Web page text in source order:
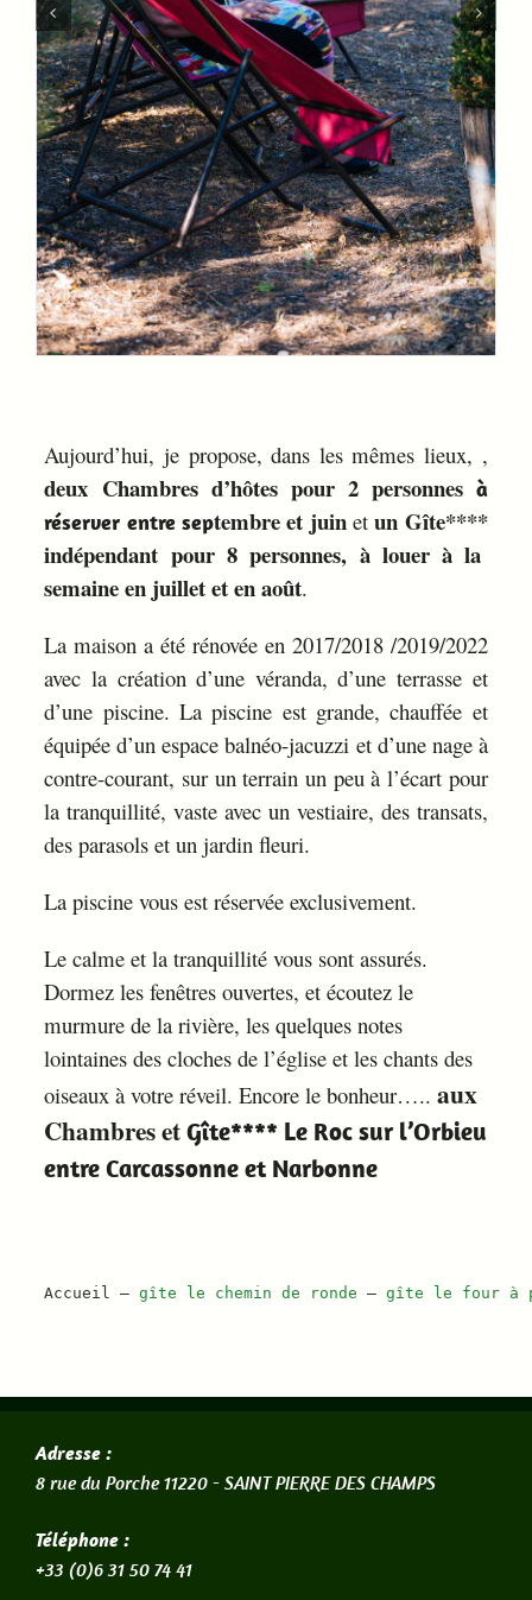
Aujourd’hui, je propose, dans les mêmes lieux, ,
deux Chambres d’hôtes pour 2 personnes à
réserver entre septembre et juinetun Gîte****
indépendant pour 8 personnes, à louer à la
semaine en juillet et en août.
La maison a été rénovée en 2017/2018 /2019/2022
avec la création d’une véranda, d’une terrasse et
d’une piscine. La piscine est grande, chauffée et
équipée d’un espace balnéo-jacuzzi et d’une nage à
contre-courant, sur un terrain un peu à l’écart pour
la tranquillité, vaste avec un vestiaire, des transats,
des parasols et un jardin fleuri.
La piscine vous est réservée exclusivement.
Le calme et la tranquillité vous sont assurés.
Dormez les fenêtres ouvertes, et écoutez le
murmure de la rivière, les quelques notes
lointaines des cloches de l’église et les chants des
oiseaux à votre réveil. Encore le bonheur…..aux
Chambres etGîte**** Le Roc sur l’Orbieu
entre Carcassonne et Narbonne
Accueil – gîte le chemin de ronde – gîte le four à
Adresse :
8 rue du Porche 11220 - SAINT PIERRE DES CHAMPS
Téléphone :
+33 (0)6 31 50 74 41